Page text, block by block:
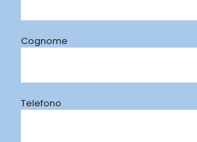
Cognome
Telefono